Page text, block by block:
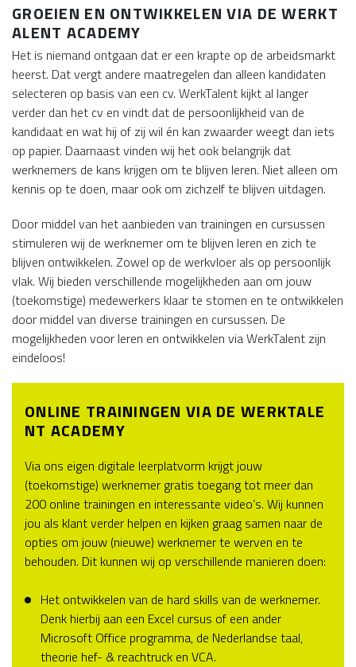
GROEIEN EN ONTWIKKELEN VIA DE WERKT
ALENT ACADEMY
Het is niemand ontgaan dat er een krapte op de arbeidsmarkt
heerst. Dat vergt andere maatregelen dan alleen kandidaten
selecteren op basis van een cv. WerkTalent kijkt al langer
verder dan het cv en vindt dat de persoonlijkheid van de
kandidaat en wat hij of zij wil én kan zwaarder weegt dan iets
op papier. Daarnaast vinden wij het ook belangrijk dat
werknemers de kans krijgen om te blijven leren. Niet alleen om
kennis op te doen, maar ook om zichzelf te blijven uitdagen.
Door middel van het aanbieden van trainingen en cursussen
stimuleren wij de werknemer om te blijven leren en zich te
blijven ontwikkelen. Zowel op de werkvloer als op persoonlijk
vlak. Wij bieden verschillende mogelijkheden aan om jouw
(toekomstige) medewerkers klaar te stomen en te ontwikkelen
door middel van diverse trainingen en cursussen. De
mogelijkheden voor leren en ontwikkelen via WerkTalent zijn
eindeloos!
ONLINE TRAININGEN VIA DE WERKTALE
NT ACADEMY
Via ons eigen digitale leerplatvorm krijgt jouw
(toekomstige) werknemer gratis toegang tot meer dan
200 online trainingen en interessante video’s. Wij kunnen
jou als klant verder helpen en kijken graag samen naar de
opties om jouw (nieuwe) werknemer te werven en te
behouden. Dit kunnen wij op verschillende manieren doen:
Het ontwikkelen van de hard skills van de werknemer.
Denk hierbij aan een Excel cursus of een ander
Microsoft Office programma, de Nederlandse taal,
theorie hef- & reachtruck en VCA.